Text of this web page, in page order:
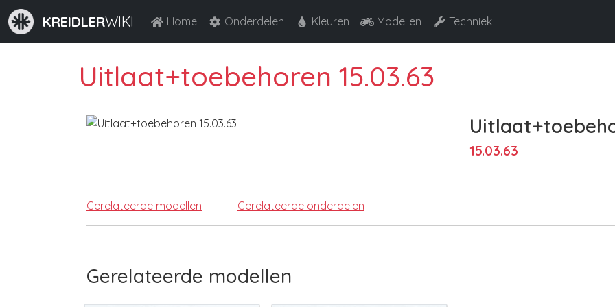
KREIDLERWIKI Home Onderdelen Kleuren Modellen Techniek
Uitlaat+toebehoren 15.03.63
15.03.63
Gerelateerde modellen Gerelateerde onderdelen
Gerelateerde modellen